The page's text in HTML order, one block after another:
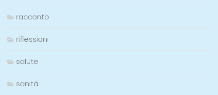
racconto
riflessioni
salute
sanità